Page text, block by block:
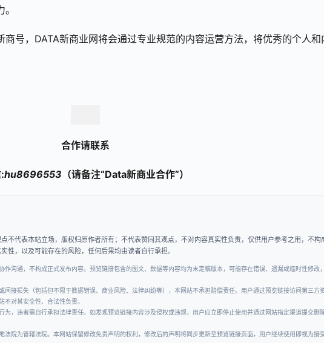
号，DATA新商业网将会通过专业规范的内容运营方法，将优秀的个人和
合作请联系
hu8696553 （请备注“Data新商业合作”）
不代表本站立场，版权归原作者所有；不代表赞同其观点，不对内容真实性负责，仅供用户参考之用，不构
性，以及可能存在的风险，任何后果均由读者自行承担。
沟通，不构成正式发布内容。预览链接包含的图文、数据等内容均为未定稿版本，可能存在错误、遗漏或临时性修改，
间接损失（包括但不限于数据错误、商业风险、法律纠纷等），本网站不承担赔偿责任。用户通过预览链接访问第三方
对其安全性、合法性负责。
，违者需自行承担法律责任。如发现预览链接内容涉及侵权或违规，用户应立即停止使用并通过网站指定渠道提交删
院为管辖法院。本网站保留修改免责声明的权利，修改后的声明将同步更新至预览链接页面，用户继续使用即视为接